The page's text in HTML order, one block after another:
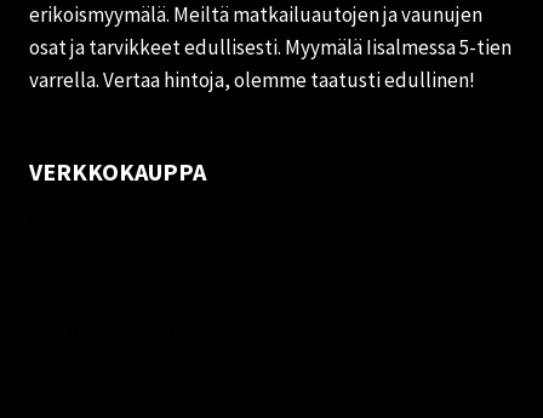
erikoismyymälä. Meiltä matkailuautojen ja vaunujen
osat ja tarvikkeet edullisesti. Myymälä Iisalmessa 5-tien
varrella. Vertaa hintoja, olemme taatusti edullinen!
VERKKOKAUPPA